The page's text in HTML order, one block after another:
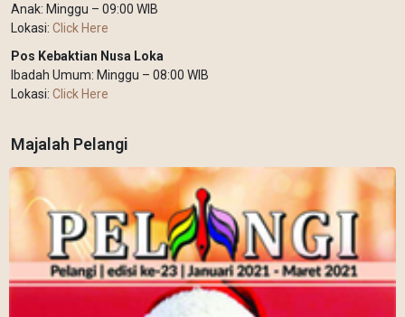
Anak: Minggu – 09:00 WIB
Lokasi: Click Here
Pos Kebaktian Nusa Loka
Ibadah Umum: Minggu – 08:00 WIB
Lokasi: Click Here
Majalah Pelangi